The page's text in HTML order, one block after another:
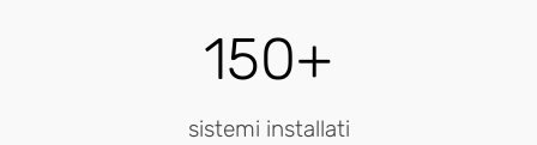
150+
sistemi installati